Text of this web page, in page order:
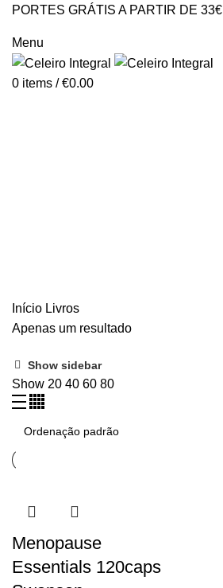
PORTES GRÁTIS A PARTIR DE 33€
Menu
0 items / €0.00
Início Livros
Apenas um resultado
Show sidebar
Show 20 40 60 80
Menopause
Essentials 120caps